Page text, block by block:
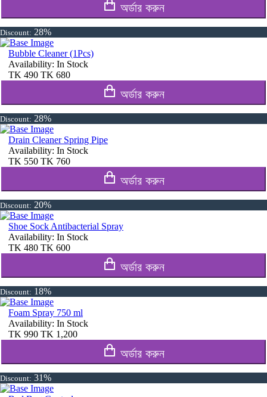
অর্ডার করুন
Discount: 28%
Bubble Cleaner (1Pcs)
Availability: In Stock
TK 490 TK 680
অর্ডার করুন
Discount: 28%
Drain Cleaner Spring Pipe
Availability: In Stock
TK 550 TK 760
অর্ডার করুন
Discount: 20%
Shoe Sock Antibacterial Spray
Availability: In Stock
TK 480 TK 600
অর্ডার করুন
Discount: 18%
Foam Spray 750 ml
Availability: In Stock
TK 990 TK 1,200
অর্ডার করুন
Discount: 31%